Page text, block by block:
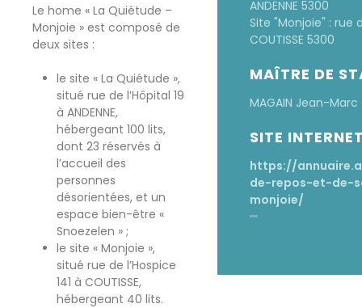
Le home « La Quiétude –
Monjoie » est composé de
deux sites :
le site « La Quiétude »,
situé rue de l’Hôpital 19
à ANDENNE,
hébergeant 100 lits,
dont 23 réservés à
l’accueil des
personnes
désorientées, et un
espace bien-être «
Snoezelen » ;
le site « Monjoie »,
situé rue de l’Hospice
141 à COUTISSE,
hébergeant 40 lits.
ANDENNE 5300
Site "Monjoie" : rue
COUTISSE 5300
MAÎTRE DE
MAGAIN Jean-Marc
SITE
https://
de-repos-et-de-
monjoie/